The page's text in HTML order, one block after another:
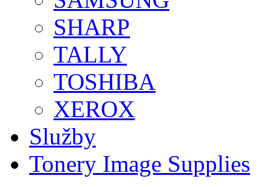
SHARP
TALLY
TOSHIBA
XEROX
Služby
Tonery Image Supplies